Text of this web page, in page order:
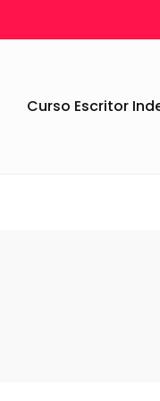
Curso Escritor